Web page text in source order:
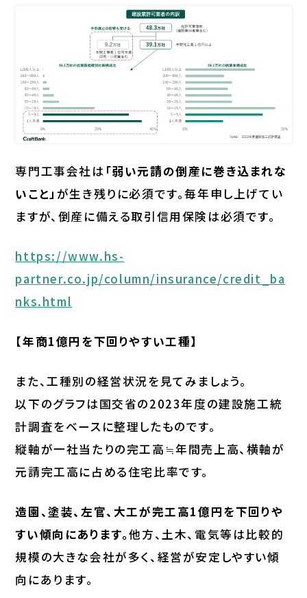
専門工事会社は 「弱い元請の倒産に巻き込まれな
いこと」 が生き残りに必須です。毎年申し上げてい
ますが、倒産に備える取引信用保険は必須です。
https://www.hs-
partner.co.jp/column/insurance/credit_ba
nks.html
【年商1億円を下回りやすい工種】
また、工種別の経営状況を見てみましょう。
以下のグラフは国交省の2023年度の建設施工統
計調査をベースに整理したものです。
縦軸が一社当たりの完工高≒年間売上高、横軸が
元請完工高に占める住宅比率です。
造園、塗装、左官、大工が完工高1億円を下回りや
すい傾向にあります。他方、土木、電気等は比較的
規模の大きな会社が多く、経営が安定しやすい傾
向にあります。